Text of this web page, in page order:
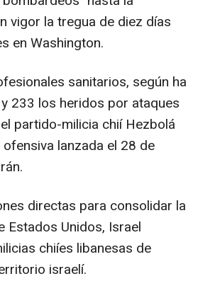
vigor la tregua de diez días
en Washington.
sanitarios, según ha
233 los heridos por ataques
partido-milicia chií Hezbolá
lanzada el 28 de
directas para consolidar la
Estados Unidos, Israel
chiíes libanesas de
israelí.